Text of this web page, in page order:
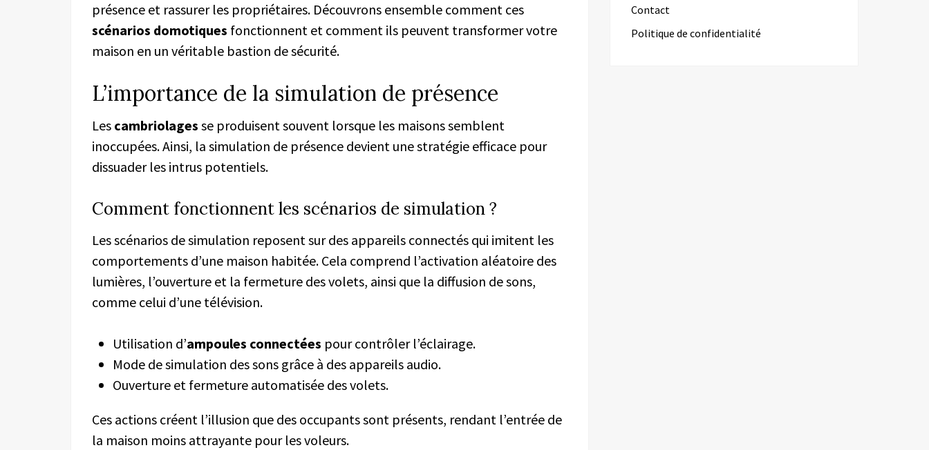
présence et rassurer les propriétaires. Découvrons ensemble comment ces
scénarios domotiques fonctionnent et comment ils peuvent transformer votre
maison en un véritable bastion de sécurité.
L’importance de la simulation de présence
Les cambriolages se produisent souvent lorsque les maisons semblent
inoccupées. Ainsi, la simulation de présence devient une stratégie efficace pour
dissuader les intrus potentiels.
Comment fonctionnent les scénarios de simulation ?
Les scénarios de simulation reposent sur des appareils connectés qui imitent les
comportements d’une maison habitée. Cela comprend l’activation aléatoire des
lumières, l’ouverture et la fermeture des volets, ainsi que la diffusion de sons,
comme celui d’une télévision.
Utilisation d’ampoules connectées pour contrôler l’éclairage.
Mode de simulation des sons grâce à des appareils audio.
Ouverture et fermeture automatisée des volets.
Ces actions créent l’illusion que des occupants sont présents, rendant l’entrée de
la maison moins attrayante pour les voleurs.
Contact
Politique de confidentialité